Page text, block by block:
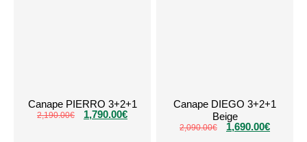
Canape PIERRO 3+2+1
2,190.00€ 1,790.00€
Canape DIEGO 3+2+1
Beige
2,090.00€ 1,690.00€